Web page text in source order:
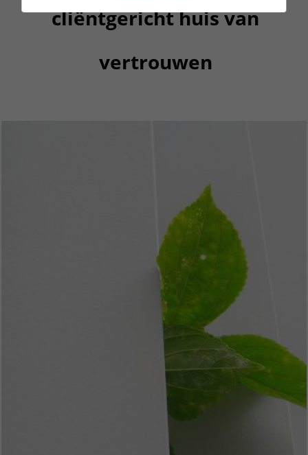
cliëntgericht huis van
vertrouwen